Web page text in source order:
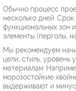
Обычно процесс
несколько дней.
функциональных зон
элементы (перголы,
Мы рекомендуем
цели, стиль, уровень
материалам.
морозостойкие
выдерживают и